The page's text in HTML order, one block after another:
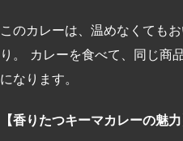
このカレーは、温めなくても
り。 カレーを食べて、同じ商
になります。
【香りたつキーマカレーの魅力